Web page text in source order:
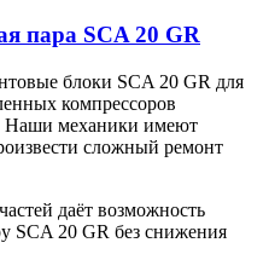
пара SCA 20 GR
блоки SCA 20 GR для
компрессоров
Наши механики имеют
сложный ремонт
даёт возможность
SCA 20 GR без снижения